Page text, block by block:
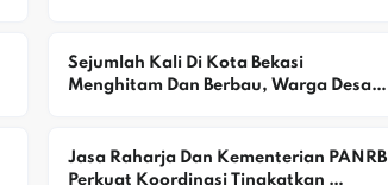
Sejumlah Kali Di Kota Bekasi
Menghitam Dan Berbau, Warga Desak
Jasa Raharja Dan Kementerian PANRB
Perkuat Koordinasi Tingkatkan